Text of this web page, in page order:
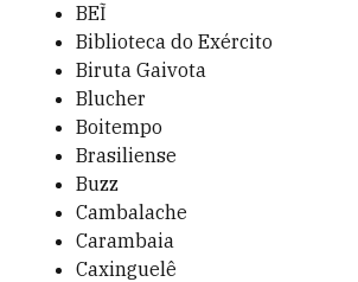
BEĨ
Biblioteca do Exército
Biruta Gaivota
Blucher
Boitempo
Brasiliense
Buzz
Cambalache
Carambaia
Caxinguelê